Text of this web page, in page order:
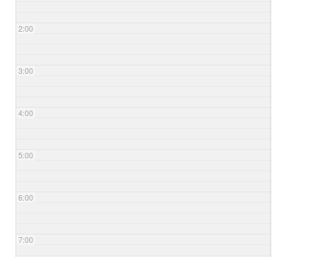
2:00
3:00
4:00
5:00
6:00
7:00